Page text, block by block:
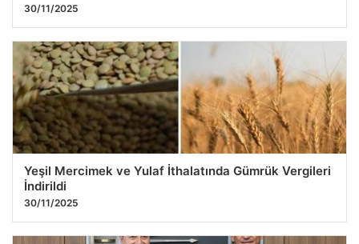
30/11/2025
Yeşil Mercimek ve Yulaf İthalatında Gümrük Vergileri
İndirildi
30/11/2025